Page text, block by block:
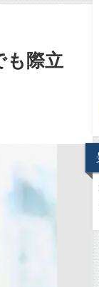
も際立